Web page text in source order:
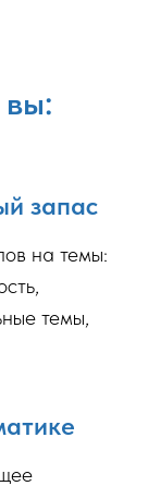
запас
на темы:
темы,